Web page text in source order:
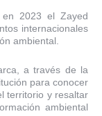
2023 el Zayed
internacionales
ambiental.
a través de la
para conocer
territorio y resaltar
ambiental